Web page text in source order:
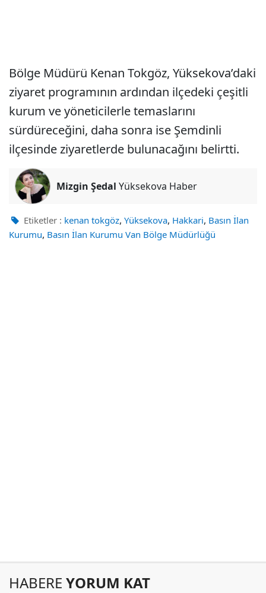
Bölge Müdürü Kenan Tokgöz, Yüksekova’daki
ziyaret programının ardından ilçedeki çeşitli
kurum ve yöneticilerle temaslarını
sürdüreceğini, daha sonra ise Şemdinli
ilçesinde ziyaretlerde bulunacağını belirtti.
Mizgin Şedal Yüksekova Haber
Etiketler : kenan tokgöz, Yüksekova, Hakkari, Basın İlan
Kurumu, Basın İlan Kurumu Van Bölge Müdürlüğü
HABERE YORUM KAT